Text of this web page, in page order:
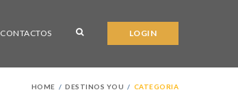
CONTACTOS LOGIN
HOME DESTINOS YOU CATEGORIA